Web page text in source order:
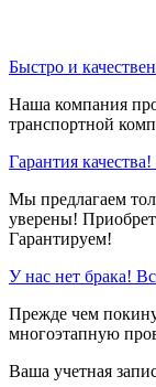
Быстро и
Наша компания
транспортной
Гарантия
Мы предлагаем
уверены!
Гарантируем!
У нас нет брака!
Прежде чем
многоэтапную
Ваша учетная